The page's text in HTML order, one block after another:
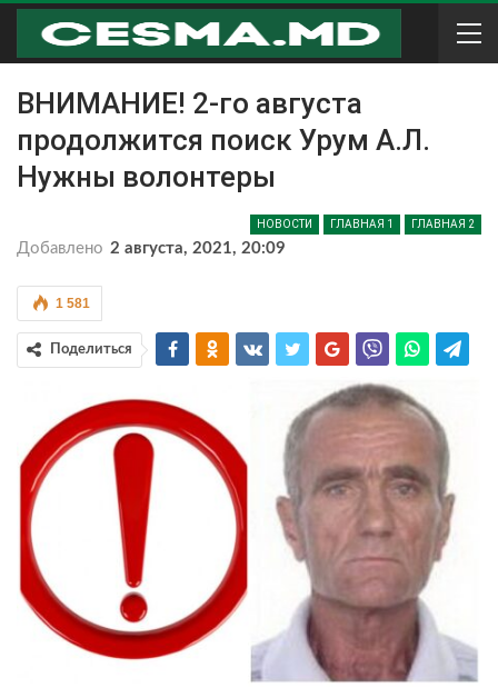
ВНИМАНИЕ! 2-го августа
продолжится поиск Урум А.Л.
Нужны волонтеры
НОВОСТИ ГЛАВНАЯ 1 ГЛАВНАЯ 2
Добавлено 2 августа, 2021, 20:09
1 581
Поделиться